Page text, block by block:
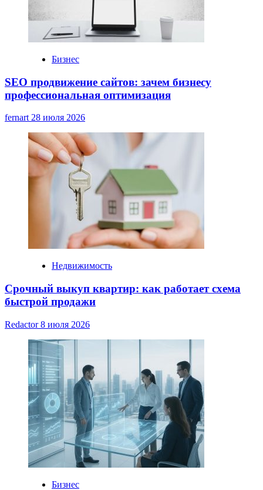
Бизнес
SEO продвижение сайтов: зачем бизнесу
профессиональная оптимизация
fernart 28 июля 2026
Недвижимость
Срочный выкуп квартир: как работает схема
быстрой продажи
Redactor8 июля 2026
Бизнес